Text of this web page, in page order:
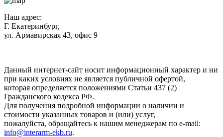
Наш адрес:
Г. Екатеринбург,
ул. Армавирская 43, офис 9
Данный интернет-сайт носит информационный характер и ни
при каких условиях не является публичной офертой,
которая определяется положениями Статьи 437 (2)
Гражданского кодекса РФ.
Для получения подробной информации о наличии и
стоимости указанных товаров и (или) услуг,
пожалуйста, обращайтесь к нашим менеджерам по e-mail:
info@interarm-ekb.ru.